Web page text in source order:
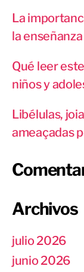
La
la
Qué leer
niños y
Libélulas,
ameaçadas
Archivos
julio 2026
junio 2026